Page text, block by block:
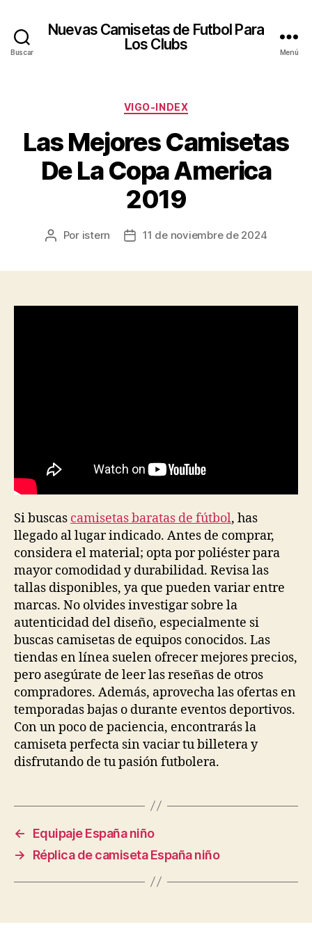
Buscar
Nuevas Camisetas de Futbol Para
Los Clubs
Menú
Categorías
VIGO-INDEX
Las Mejores Camisetas
De La Copa America
2019
Autor
Por istern
Fecha11 de noviembre de 2024
Si buscas camisetas baratas de fútbol, has
llegado al lugar indicado. Antes de comprar,
considera el material; opta por poliéster para
mayor comodidad y durabilidad. Revisa las
tallas disponibles, ya que pueden variar entre
marcas. No olvides investigar sobre la
autenticidad del diseño, especialmente si
buscas camisetas de equipos conocidos. Las
tiendas en línea suelen ofrecer mejores precios,
pero asegúrate de leer las reseñas de otros
compradores. Además, aprovecha las ofertas en
temporadas bajas o durante eventos deportivos.
Con un poco de paciencia, encontrarás la
camiseta perfecta sin vaciar tu billetera y
disfrutando de tu pasión futbolera.
←
Equipaje España niño
→
Réplica de camiseta España niño